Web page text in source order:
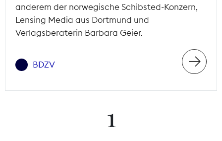
anderem der norwegische Schibsted-Konzern,
Lensing Media aus Dortmund und
Verlagsberaterin Barbara Geier.
BDZV
1